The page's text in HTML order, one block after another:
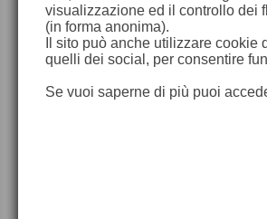
visualizzazione ed il controllo dei
(in forma anonima).
Il sito può anche utilizzare cookie
quelli dei social, per consentire
Se vuoi saperne di più puoi